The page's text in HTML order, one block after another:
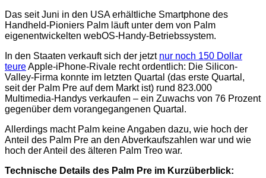
Das seit Juni in den USA erhältliche Smartphone des
Handheld-Pioniers Palm läuft unter dem von Palm
eigenentwickelten webOS-Handy-Betriebssystem.
In den Staaten verkauft sich der jetzt nur noch 150 Dollar
teureApple-iPhone-Rivale recht ordentlich: Die Silicon-
Valley-Firma konnte im letzten Quartal (das erste Quartal,
seit der Palm Pre auf dem Markt ist) rund 823.000
Multimedia-Handys verkaufen – ein Zuwachs von 76 Prozent
gegenüber dem vorangegangenen Quartal.
Allerdings macht Palm keine Angaben dazu, wie hoch der
Anteil des Palm Pre an den Abverkaufszahlen war und wie
hoch der Anteil des älteren Palm Treo war.
Technische Details des Palm Pre im Kurzüberblick: